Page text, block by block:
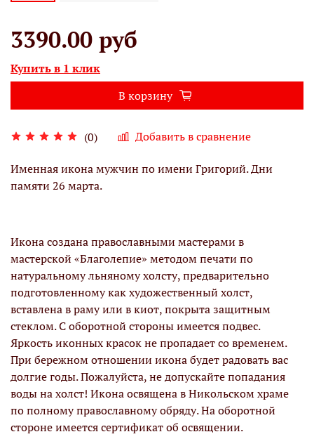
(0) Добавить в сравнение
3390.00 руб
Купить в 1 клик
В корзину
Именная икона мужчин по имени Григорий. Дни
памяти 26 марта.
Икона создана православными мастерами в
мастерской «Благолепие» методом печати по
натуральному льняному холсту, предварительно
подготовленному как художественный холст,
вставлена в раму или в киот, покрыта защитным
стеклом. С оборотной стороны имеется подвес.
Яркость иконных красок не пропадает со временем.
При бережном отношении икона будет радовать вас
долгие годы. Пожалуйста, не допускайте попадания
воды на холст! Икона освящена в Никольском храме
по полному православному обряду. На оборотной
стороне имеется сертификат об освящении.